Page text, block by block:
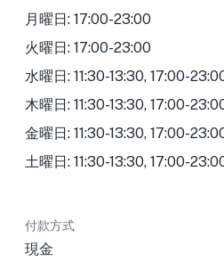
月曜日: 17:00-23:00
火曜日: 17:00-23:00
水曜日: 11:30-13:30, 17:00-
木曜日: 11:30-13:30, 17:00-
金曜日: 11:30-13:30, 17:00-
土曜日: 11:30-13:30, 17:00-
付款方式
現金